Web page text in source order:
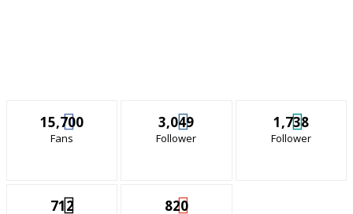
15,700
Fans
3,049
Follower
1,738
Follower
712 820